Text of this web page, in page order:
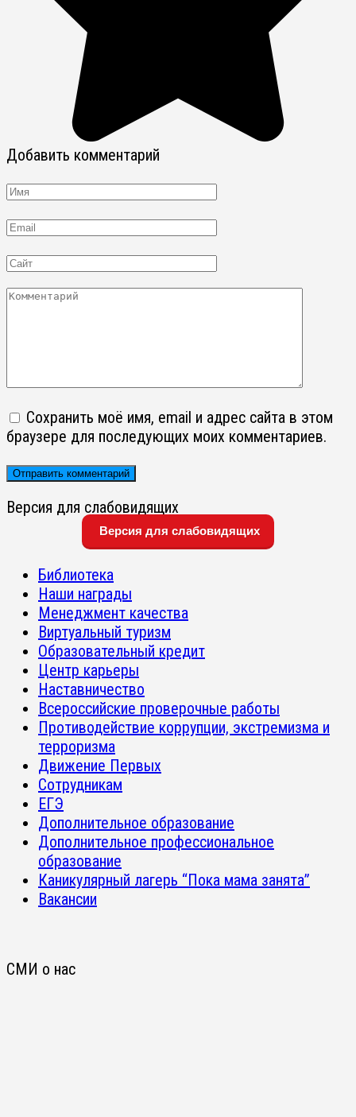
Добавить комментарий
Имя
Email
Сайт
Комментарий
Сохранить моё имя, email и адрес сайта в этом
браузере для последующих моих комментариев.
Версия для слабовидящих
Версия для слабовидящих
Библиотека
Наши награды
Менеджмент качества
Виртуальный туризм
Образовательный кредит
Центр карьеры
Наставничество
Всероссийские проверочные работы
Противодействие коррупции, экстремизма и
терроризма
Движение Первых
Сотрудникам
ЕГЭ
Дополнительное образование
Дополнительное профессиональное
образование
Каникулярный лагерь “Пока мама занята”
Вакансии
СМИ о нас